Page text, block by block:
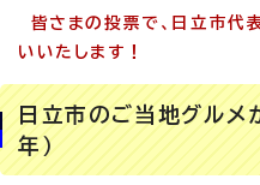
皆さまの投票で、日立市代
いいたします！
日立市のご当地グル
年）